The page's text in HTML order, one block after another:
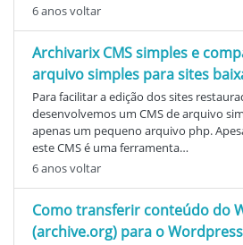
6 anos voltar
Archivarix CMS simples e
arquivo simples para sites
Para facilitar a edição dos sites
desenvolvemos um CMS de arquivo
apenas um pequeno arquivo php.
este CMS é uma ferramenta…
6 anos voltar
Como transferir conteúdo do
(archive.org) para o